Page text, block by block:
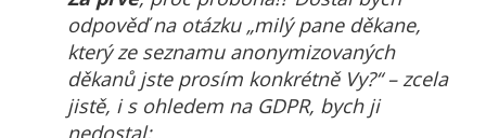
odpověď na otázku „milý pane děkane,
který ze seznamu anonymizovaných
děkanů jste prosím konkrétně Vy?“ – zcela
jistě, i s ohledem na GDPR, bych ji
nedostal;